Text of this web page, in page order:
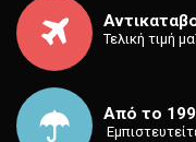
Τελική τιμή
Από το